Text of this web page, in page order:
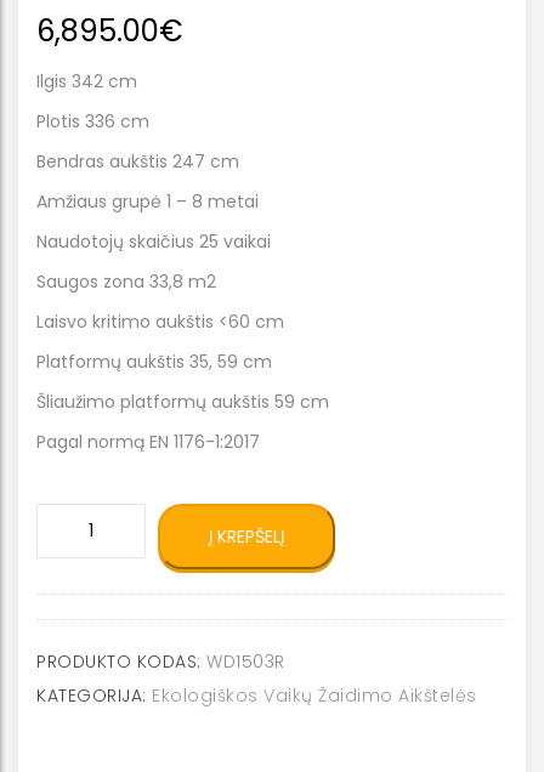
6,895.00€
Ilgis 342 cm
Plotis 336 cm
Bendras aukštis 247 cm
Amžiaus grupė 1 – 8 metai
Naudotojų skaičius 25 vaikai
Saugos zona 33,8 m2
Laisvo kritimo aukštis <60 cm
Platformų aukštis 35, 59 cm
Šliaužimo platformų aukštis 59 cm
Pagal normą EN 1176-1:2017
kompleksinė
lauko
žaidimų
WD1503
Į KREPŠELĮ
PRODUKTO KODAS: WD1503R
KATEGORIJA: Ekologiškos Vaikų Žaidimo Aikštelės